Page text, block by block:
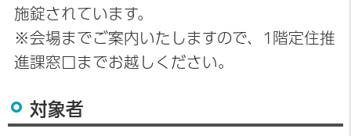
施錠されています。
※会場までご案内いたしますので、1階定住推
進課窓口までお越しください。
対象者